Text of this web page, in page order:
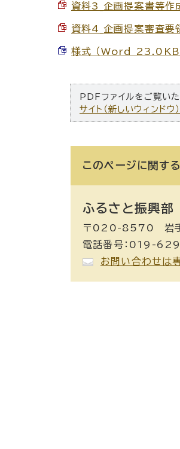
資料3_企画提案書等
資料4_企画提案審査
様式 （Word 23.0KB
PDFファイルをご覧い
サイト（新しいウィンドウ）
このページに関する
ふるさと振興
〒020-8570 岩手
電話番号：019-
お問い合わせは